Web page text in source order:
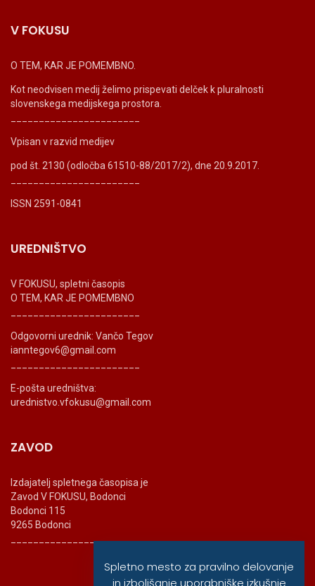
V FOKUSU
O TEM, KAR JE POMEMBNO.
Kot neodvisen medij želimo prispevati delček k pluralnosti
slovenskega medijskega prostora.
Vpisan v razvid medijev
pod št. 2130 (odločba 61510-88/2017/2), dne 20.9.2017.
ISSN 2591-0841
UREDNIŠTVO
V FOKUSU, spletni časopis
O TEM, KAR JE POMEMBNO
Odgovorni urednik: Vančo Tegov
ianntegov6@gmail.com
E-pošta uredništva:
urednistvo.vfokusu@gmail.com
ZAVOD
Izdajatelj spletnega časopisa je
Zavod V FOKUSU, Bodonci
Bodonci 115
9265 Bodonci
_______________________
Spletno mesto za pravilno delovanje
in izboljšanje uporabniške izkušnje